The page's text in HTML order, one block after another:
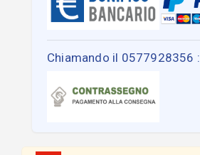
Chiamando il 0577928356 :